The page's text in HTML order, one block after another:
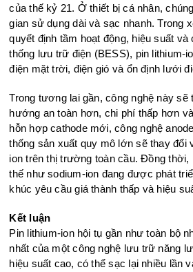
của thế kỷ 21. Ở thiết bị cá nhân,
gian sử dụng dài và sạc nhanh. Trong
quyết định tầm hoạt động, hiệu suất
thống lưu trữ điện (BESS), pin lithium-
điện mặt trời, điện gió và ổn định lưới
Trong tương lai gần, công nghệ này sẽ
hướng an toàn hơn, chi phí thấp hơn
hỗn hợp cathode mới, công nghệ
thống sản xuất quy mô lớn sẽ thay đổi
ion trên thị trường toàn cầu. Đồng thời,
thế như sodium-ion đang được phát
khúc yêu cầu giá thành thấp và hiệu
Kết luận
Pin lithium-ion hội tụ gần như toàn bộ
nhất của một công nghệ lưu trữ năng
hiệu suất cao, có thể sạc lại nhiều lần